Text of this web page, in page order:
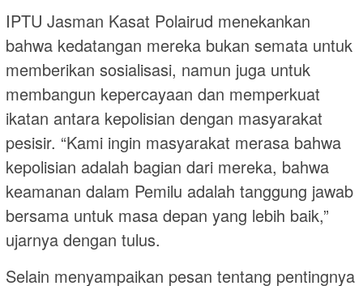
IPTU Jasman Kasat Polairud menekankan
bahwa kedatangan mereka bukan semata untuk
memberikan sosialisasi, namun juga untuk
membangun kepercayaan dan memperkuat
ikatan antara kepolisian dengan masyarakat
pesisir. “Kami ingin masyarakat merasa bahwa
kepolisian adalah bagian dari mereka, bahwa
keamanan dalam Pemilu adalah tanggung jawab
bersama untuk masa depan yang lebih baik,”
ujarnya dengan tulus.
Selain menyampaikan pesan tentang pentingnya